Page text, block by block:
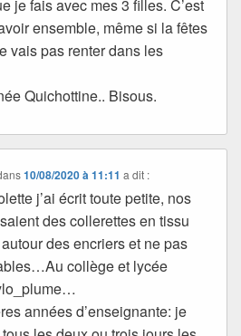
je fais avec mes 3 filles. C’est
ensemble, même si la fêtes
vais pas renter dans les
Quichottine.. Bisous.
10/08/2020 à 11:11 a dit :
j’ai écrit toute petite, nos
des collerettes en tissu
des encriers et ne pas
collège et lycée
années d’enseignante: je